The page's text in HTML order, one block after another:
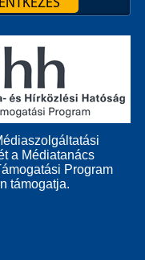
a Médiatanács
Program
támogatja.